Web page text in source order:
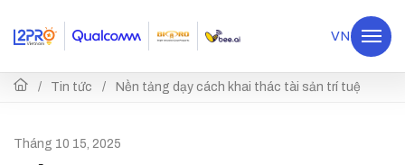
VN
Tin tức Nền tảng dạy cách khai thác tài sản trí tuệ
Tháng 10 15, 2025